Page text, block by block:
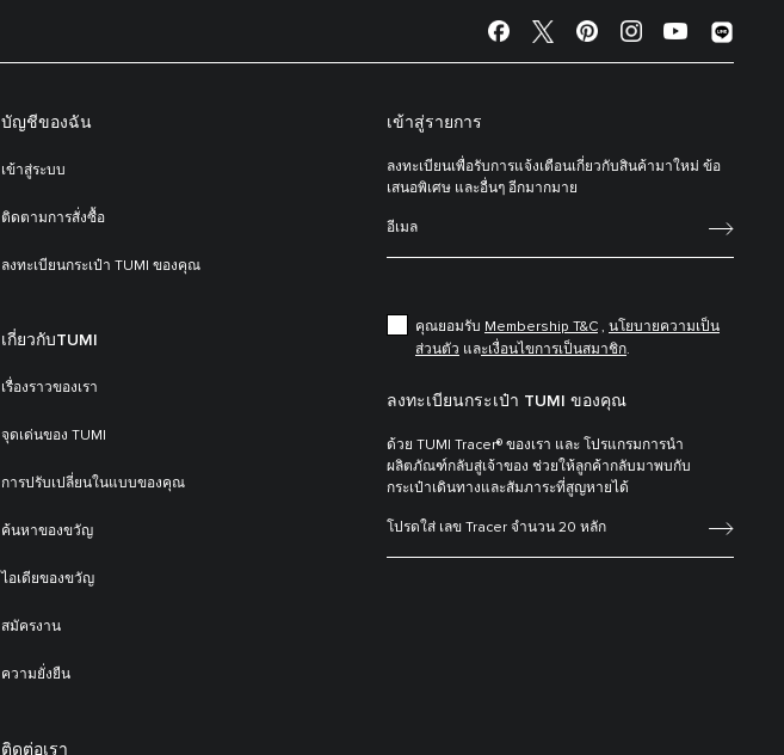
บัญชีของฉัน
เข้าสู่ระบบ
ติดตามการสั่งซื้อ
ลงทะเบียนกระเป๋า TUMI ของคุณ
เกี่ยวกับTUMI
เรื่องราวของเรา
จุดเด่นของ TUMI
การปรับเปลี่ยนในแบบของคุณ
ค้นหาของขวัญ
ไอเดียของขวัญ
สมัครงาน
ความยั่งยืน
ติดต่อเรา
เข้าสู่รายการ
ลงทะเบียนเพื่อรับการแจ้งเตือนเกี่ยวกับสินค้ามาใหม่ ข้อ
เสนอพิเศษ และอื่นๆ อีกมากมาย
คุณยอมรับ Membership T&C , นโยบายความเป็น
ส่วนตัว และเงื่อนไขการเป็นสมาชิก.
ลงทะเบียนกระเป๋า TUMI ของคุณ
ด้วย TUMI Tracer® ของเรา และ โปรแกรมการนำ
ผลิตภัณฑ์กลับสู่เจ้าของ ช่วยให้ลูกค้ากลับมาพบกับ
กระเป๋าเดินทางและสัมภาระที่สูญหายได้